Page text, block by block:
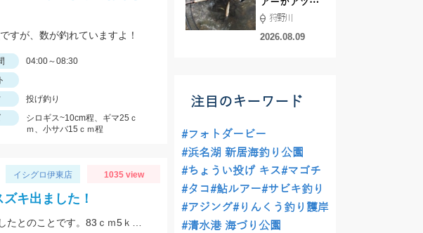
すが、数が釣れていますよ！
04:00～08:30
投げ釣り
シロギス~10cm程、ギマ25ｃ
ｍ、小サバ15ｃｍ程
イシグロ伊東店 1035 view
キ出ました！
アーがアツ
い！！
狩野川
2026.08.09
注目のキーワード
#フォトダービー
#浜名湖 新居海釣り公園
#ちょうい投げ キス#マゴチ
#タコ#鮎ルアー#サビキ釣り
#アジング#りんくう釣り護岸
#清水港 海づり公園